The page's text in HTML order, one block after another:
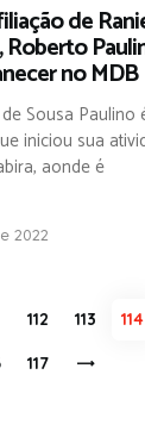
de
Roberto
no MDB
Sousa Paulino
iniciou sua
aonde é
2022
PAGE
112 PAGE
113 114
PAGE
117
>